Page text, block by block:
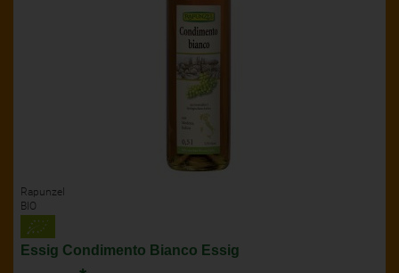
Rapunzel
BIO
Essig Condimento Bianco Essig